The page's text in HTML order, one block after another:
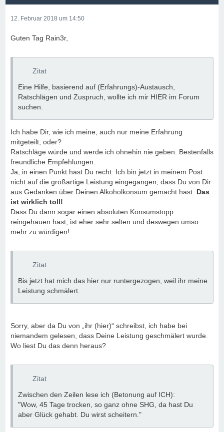
12. Februar 2018 um 14:50
Guten Tag Rain3r,
Zitat
Eine Hilfe, basierend auf (Erfahrungs)-Austausch,
Ratschlägen und Zuspruch, wollte ich mir HIER im Forum
suchen.
Ich habe Dir, wie ich meine, auch nur meine Erfahrung
mitgeteilt, oder?
Ratschläge würde und werde ich ohnehin nie geben. Bestenfalls
freundliche Empfehlungen.
Ja, in einen Punkt hast Du recht: Ich bin jetzt in meinem Post
nicht auf die großartige Leistung eingegangen, dass Du von Dir
aus Gedanken über Deinen Alkoholkonsum gemacht hast. Das
ist wirklich toll!
Dass Du dann sogar einen absoluten Konsumstopp
reingehauen hast, ist eher sehr selten und deswegen umso
mehr zu würdigen!
Zitat
Bis jetzt hat mich das hier nur runtergezogen, weil ihr meine
Leistung schmälert.
Sorry, aber da Du von „ihr (hier)“ schreibst, ich habe bei
niemandem gelesen, dass Deine Leistung geschmälert wurde.
Wo liest Du das denn heraus?
Zitat
Zwischen den Zeilen lese ich (Betonung auf ICH):
"Wow, 45 Tage trocken, so ganz ohne SHG, da hast Du
aber Glück gehabt. Du wirst scheitern."